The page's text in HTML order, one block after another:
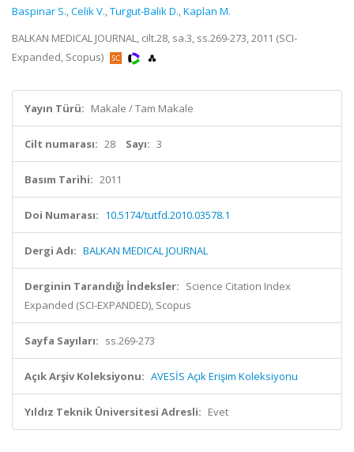
Baspinar S.,Celik V.,Turgut-Balik D.,Kaplan M.
BALKAN MEDICAL JOURNAL, cilt.28, sa.3, ss.269-273, 2011 (SCI-
Expanded, Scopus)
Yayın Türü: Makale / Tam Makale
Cilt numarası: 28 Sayı: 3
Basım Tarihi: 2011
Doi Numarası: 10.5174/tutfd.2010.03578.1
Dergi Adı: BALKAN MEDICAL JOURNAL
Derginin Tarandığı İndeksler: Science Citation Index
Expanded (SCI-EXPANDED), Scopus
Sayfa Sayıları: ss.269-273
Açık Arşiv Koleksiyonu: AVESİS Açık Erişim Koleksiyonu
Yıldız Teknik Üniversitesi Adresli: Evet